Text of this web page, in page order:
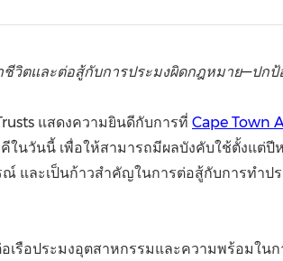
FIFA World Cup
ชีวิตและต่อสู้กับการประมงผิดกฎหมาย—ป
แสดงความยินดีกับการที่ Cape Town
ในวันนี้ เพื่อให้สามารถมีผลบังคับใช้ตั้งแ
และเป็นก้าวสำคัญในการต่อสู้กับการทำ
รือประมงอุตสาหกรรมและความพร้อมในก